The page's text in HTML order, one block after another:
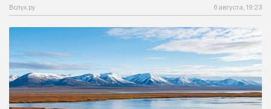
Вслух.ру 6 августа, 19:23